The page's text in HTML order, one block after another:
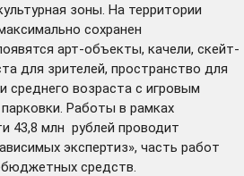
зоны. На территории
сохранен
арт-объекты, качели, скейт-
для зрителей, пространство для
среднего возраста с игровым
Работы в рамках
43,8 млн рублей проводит
экспертиз», часть работ
средств.